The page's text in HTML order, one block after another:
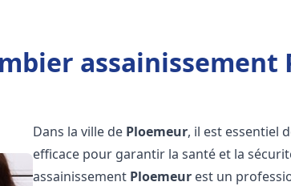
assainissement
Dans la ville de Ploemeur, il est essentiel
efficace pour garantir la santé et la
assainissement Ploemeur est un